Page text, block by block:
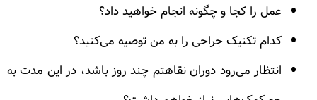
عمل را کجا و چگونه انجام خواهید داد؟
کدام تکنیک جراحی را به من توصیه می‌کنید؟
انتظار می‌رود دوران نقاهتم چند روز باشد، در این مدت به